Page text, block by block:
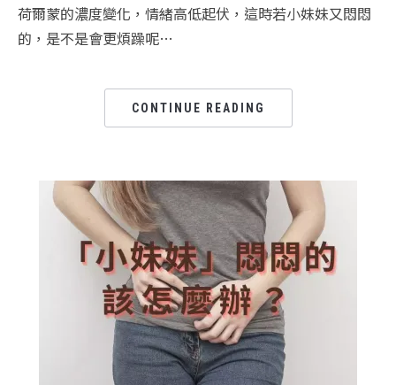
荷爾蒙的濃度變化，情緒高低起伏，這時若小妹妹又悶悶
的，是不是會更煩躁呢…
CONTINUE READING